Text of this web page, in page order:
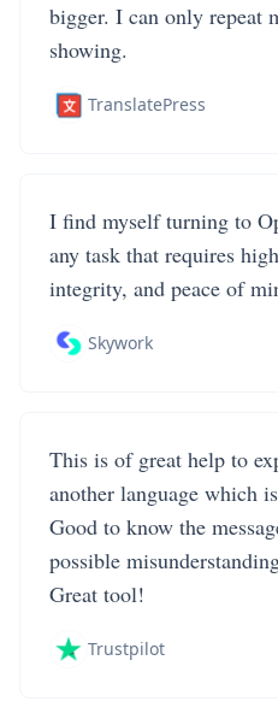
bigger. I can only repeat
showing.
TranslatePress
I find myself turning to
any task that requires
integrity, and peace of
Skywork
This is of great help to
another language which
Good to know the
possible
Great tool!
Trustpilot